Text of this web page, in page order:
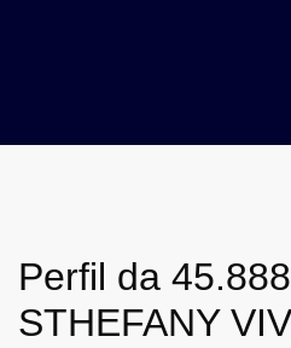
Perfil da
STHEFANY